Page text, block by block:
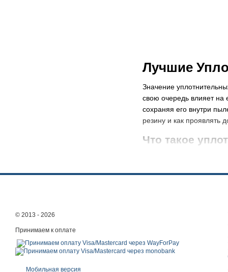
Лучшие
Значение
свою очередь влияет на
сохраняя его внутри
резину и как проявлять
Что такое
Функциональность
Одна из ключевых
Это очень важно,
производительности
Кроме этого,
появление неприятных
© 2013 - 2026
Принимаем к оплате
Мобильная версия